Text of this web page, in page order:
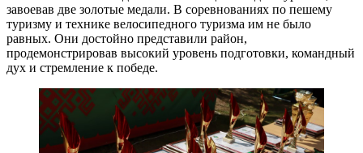
завоевав две золотые медали. В соревнованиях по пешему
туризму и технике велосипедного туризма им не было
равных. Они достойно представили район,
продемонстрировав высокий уровень подготовки, командный
дух и стремление к победе.